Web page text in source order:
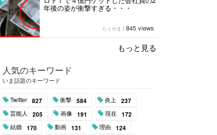
年後の姿が衝撃すぎる・・・
たくやま / 845 views
もっと見る
人気のキーワード
いま話題のキーワード
Twitter 827 衝撃 584 炎上 237
芸能人 205 画像 191 現在 172
結婚 170 動画 131 理由 124